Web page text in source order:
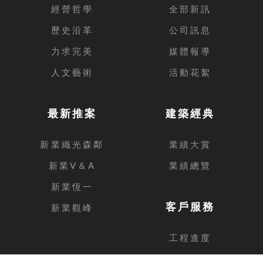
經營哲學
歷史沿革
力求完美
人文藝術
全部新訊
公司訊息
媒體報導
活動花絮
最新推案
新業織光森鄰
新業V＆A
新業恆一
新業觀峰
建築經典
業績大賞
業績總覽
客戶服務
工程進度